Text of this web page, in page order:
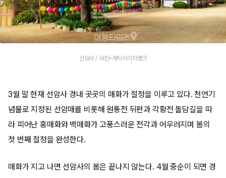
선암사 / 사진=게티이미지뱅크
3월 말 현재 선암사 경내 곳곳의 매화가 절정을 이루고 있다. 천연기
념물로 지정된 선암매를 비롯해 원통전 뒤편과 각황전 돌담길을 따
라 피어난 홍매화와 백매화가 고풍스러운 전각과 어우러지며 봄의
첫 번째 절정을 완성한다.
매화가 지고 나면 선암사의 봄은 끝나지 않는다. 4월 중순이 되면 경